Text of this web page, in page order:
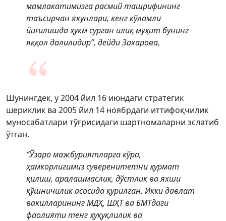
мамлакатимизга расмий ташрифининг
таъсирчан якунлари, кенг кўламли
йиғилишда ҳукм сурган илиқ муҳит бунинг
яққол далилидир”, дейди Захарова,
Шунингдек, у 2004 йил 16 июндаги стратегик
шериклик ва 2005 йил 14 ноябрдаги иттифоқчилик
муносабатлари тўғрисидаги шартномаларни эслатиб
ўтган.
“Ўзаро мажбуриятларга кўра,
ҳамкорлигимиз суверенитетни ҳурмат
қилиш, аралашмаслик, дўстлик ва яхши
қўшничилик асосида қурилган. Икки давлат
вакилларининг МДҲ, ШҲТ ва БМТдаги
фаолияти тенг ҳуқуқлилик ва